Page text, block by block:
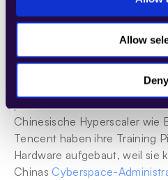
Allow
Deny
schwerlich ein Grund zur
Chinas Inlandsmarkt für KI-
drei Jahren von fast Null auf
wettbewerbsfähigen
passenden Software-Stack
Chinesische Hyperscaler wie
Tencent haben ihre Training
Hardware aufgebaut, weil sie
Chinas Cyberspace-